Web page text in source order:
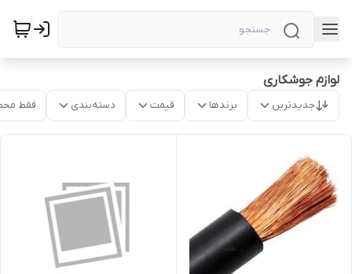
لوازم جوشکاری
جدیدترین برندها قیمت دسته‌بندی فقط